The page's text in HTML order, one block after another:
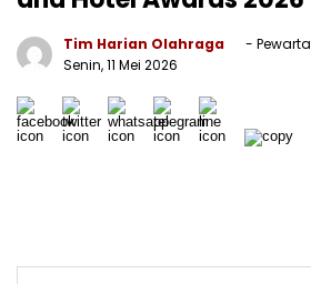
Tim Harian Olahraga
- Pewarta
Senin, 11 Mei 2026